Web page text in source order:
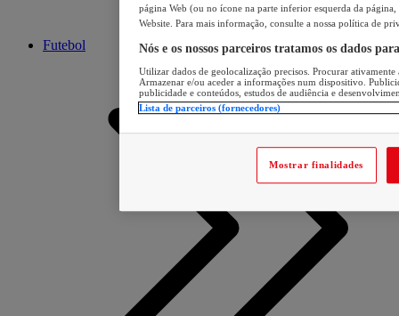
Futebol
página Web (ou no ícone na parte inferior esquerda da página,
Website. Para mais informação, consulte a nossa política de
Nós e os nossos parceiros tratamos os dados
Utilizar dados de geolocalização precisos. Procurar
Armazenar e/ou aceder a informações num dispositivo.
publicidade e conteúdos, estudos de audiência e
Lista de parceiros (fornecedores)
Mostrar finalidades